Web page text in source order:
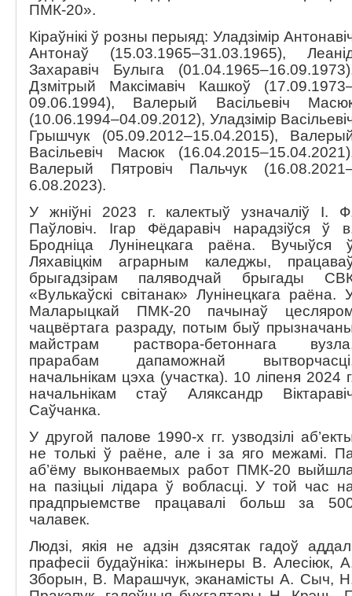
ПМК-20».
Кіраўнікі ў розны перыяд: Уладзімір
Антонаў (15.03.1965–31.03.1965),
Захаравіч Булыга
Дзмітрый Максімавіч Кашкоў
09.06.1994), Валерый Васільевіч
(10.06.1994–04.09.2012), Уладзімір
Грышчук (05.09.2012–15.04.2015),
Васільевіч Масюк
Валерый Пятровіч Пальчук
6.08.2023).
У жніўні 2023 г. калектыў узначаліў І.
Паўловіч. Ігар Фёдаравіч нарадзіўся ў
Бродніца Лунінецкага раёна. Вучыўся
Ляхавіцкім аграрным каледжы,
брыгадзірам паляводчай брыгады
«Вулькаўскі світанак» Лунінецкага раёна.
Маларыцкай ПМК-20 пачынаў
чацвёртага разраду, потым быў
майстрам раствора-бетоннага
прарабам дапаможнай
начальнікам цэха (участка). 10 ліпеня 2024
начальнікам стаў Аляксандр
Саўчанка.
У другой палове 1990-х гг. узводзілі
не толькі ў раёне, але і за яго межамі.
аб’ёму выконваемых работ ПМК-20
на пазіцыі лідара ў вобласці. У той час
прадпрыемстве працавалі больш за
чалавек.
Людзі, якія не адзін дзясятак гадоў
прафесіі будаўніка: інжынеры В. Алесіюк,
Зборын, В. Марашчук, эканамісты А. Сыч,